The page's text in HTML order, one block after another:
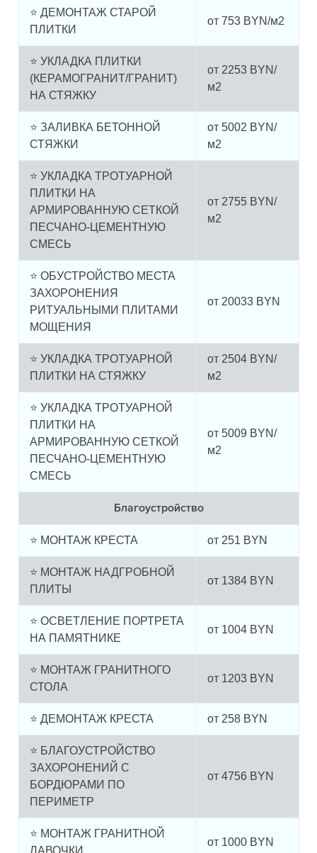
⭐ ДЕМОНТАЖ СТАРОЙ
ПЛИТКИ
от 753 BYN/м2
⭐ УКЛАДКА ПЛИТКИ
(КЕРАМОГРАНИТ/ГРАНИТ)
НА СТЯЖКУ
от 2253 BYN/
м2
⭐ ЗАЛИВКА БЕТОННОЙ
СТЯЖКИ
от 5002 BYN/
м2
⭐ УКЛАДКА ТРОТУАРНОЙ
ПЛИТКИ НА
АРМИРОВАННУЮ СЕТКОЙ
ПЕСЧАНО-ЦЕМЕНТНУЮ
СМЕСЬ
от 2755 BYN/
м2
⭐ ОБУСТРОЙСТВО МЕСТА
ЗАХОРОНЕНИЯ
РИТУАЛЬНЫМИ ПЛИТАМИ
МОЩЕНИЯ
от 20033 BYN
⭐ УКЛАДКА ТРОТУАРНОЙ
ПЛИТКИ НА СТЯЖКУ
от 2504 BYN/
м2
⭐ УКЛАДКА ТРОТУАРНОЙ
ПЛИТКИ НА
АРМИРОВАННУЮ СЕТКОЙ
ПЕСЧАНО-ЦЕМЕНТНУЮ
СМЕСЬ
от 5009 BYN/
м2
Благоустройство
⭐ МОНТАЖ КРЕСТА от 251 BYN
⭐ МОНТАЖ НАДГРОБНОЙ
ПЛИТЫ
от 1384 BYN
⭐ ОСВЕТЛЕНИЕ ПОРТРЕТА
НА ПАМЯТНИКЕ
от 1004 BYN
⭐ МОНТАЖ ГРАНИТНОГО
СТОЛА
от 1203 BYN
⭐ ДЕМОНТАЖ КРЕСТА от 258 BYN
⭐ БЛАГОУСТРОЙСТВО
ЗАХОРОНЕНИЙ С
БОРДЮРАМИ ПО
ПЕРИМЕТР
от 4756 BYN
⭐ МОНТАЖ ГРАНИТНОЙ
от 1000 BYN